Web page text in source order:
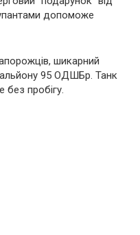
допоможе
шикарний
95 ОДШБр. Танк
без пробігу.